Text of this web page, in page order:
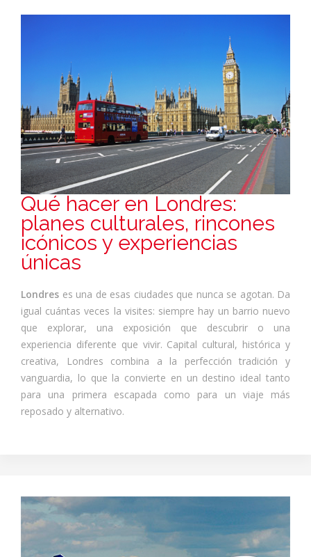
Qué hacer en Londres:
planes culturales, rincones
icónicos y experiencias
únicas
Londres es una de esas ciudades que nunca se agotan. Da
igual cuántas veces la visites: siempre hay un barrio nuevo
que explorar, una exposición que descubrir o una
experiencia diferente que vivir. Capital cultural, histórica y
creativa, Londres combina a la perfección tradición y
vanguardia, lo que la convierte en un destino ideal tanto
para una primera escapada como para un viaje más
reposado y alternativo.